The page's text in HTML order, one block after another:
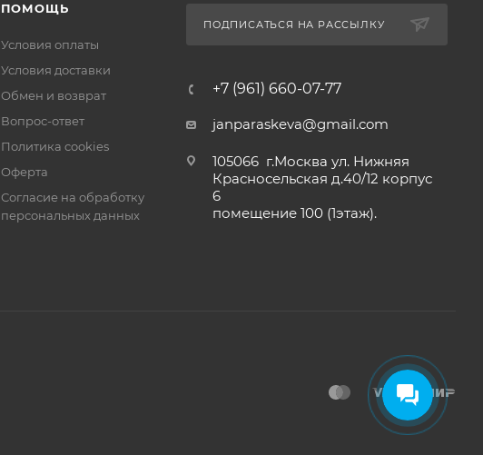
ПОМОЩЬ
Условия оплаты
Условия доставки
Обмен и возврат
Вопрос-ответ
Политика cookies
Оферта
Согласие на обработку
персональных данных
ПОДПИСАТЬСЯ НА РАССЫЛКУ
+7 (961) 660-07-77
janparaskeva@gmail.com
105066 г.Москва ул. Нижняя
Красносельская д.40/12 корпус
6
помещение 100 (1этаж).